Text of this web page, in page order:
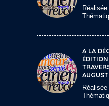
Réalisée
A LA
Réalisée